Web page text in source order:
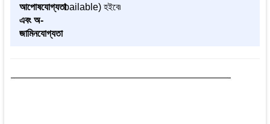
আপোষযোগ্যতা
এবং অ-
জামিনযোগ্যতা
bailable) হইবে৷